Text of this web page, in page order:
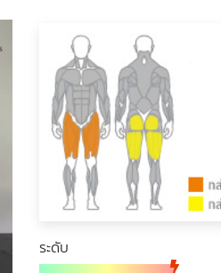
ระดับ